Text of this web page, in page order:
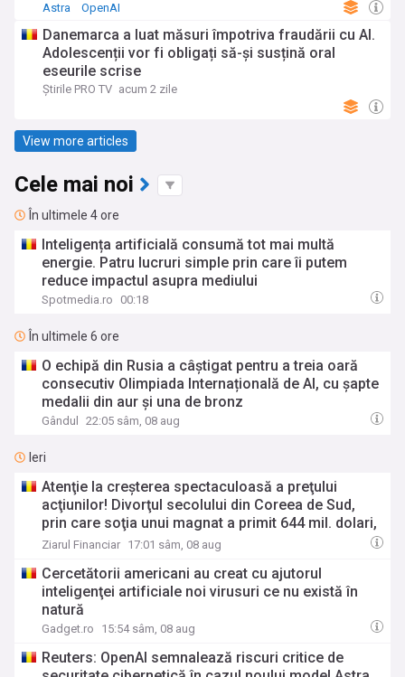
Astra
OpenAI
Danemarca a luat măsuri împotriva fraudării cu AI.
Adolescenții vor fi obligați să-și susțină oral
eseurile scrise
Știrile PRO TV acum 2 zile
View more articles
Cele mai noi
În ultimele 4 ore
Inteligența artificială consumă tot mai multă
energie. Patru lucruri simple prin care îi putem
reduce impactul asupra mediului
Spotmedia.ro 00:18
În ultimele 6 ore
O echipă din Rusia a câștigat pentru a treia oară
consecutiv Olimpiada Internațională de AI, cu șapte
medalii din aur și una de bronz
Gândul 22:05 sâm, 08 aug
Ieri
Atenţie la creşterea spectaculoasă a preţului
acţiunilor! Divorţul secolului din Coreea de Sud,
prin care soţia unui magnat a primit 644 mil. dolari,
are la bază creşterea spectaculoasă, cu 2500%, a
mai mare producător de chip-uri din lume
Ziarul Financiar 17:01 sâm, 08 aug
Cercetătorii americani au creat cu ajutorul
inteligenţei artificiale noi virusuri ce nu există în
natură
Gadget.ro 15:54 sâm, 08 aug
Reuters: OpenAI semnalează riscuri critice de